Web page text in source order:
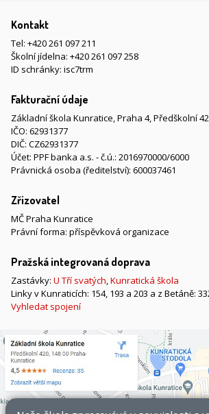
Kontakt
Tel: +420 261 097 211
Školní jídelna: +420 261 097 258
ID schránky: isc7trm
Fakturační údaje
Základní škola Kunratice, Praha 4, Předškolní
IČO: 62931377
DIČ: CZ62931377
Účet: PPF banka a.s. - č.ú.: 2016970000/6000
Právnická osoba (ředitelství): 600037461
Zřizovatel
MČ Praha Kunratice
Právní forma: příspěvková organizace
Pražská integrovaná doprava
Zastávky: U Tří svatých,Kunratická škola
Linky v Kunraticích: 154, 193 a 203 a z Betáně:
Vyhledat spojení